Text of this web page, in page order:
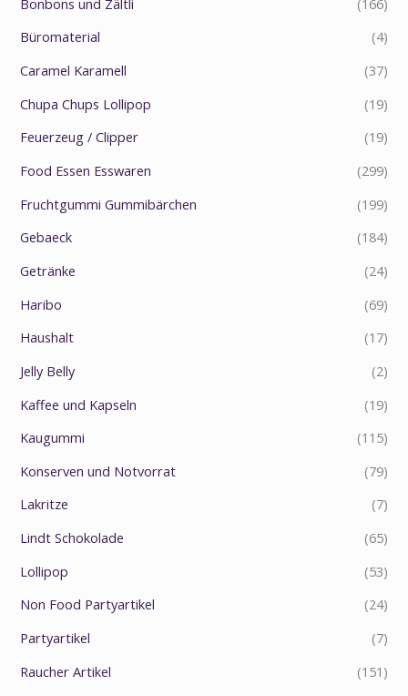
Büromaterial
(4)
Caramel Karamell
(37)
Chupa Chups Lollipop
(19)
Feuerzeug / Clipper
(19)
Food Essen Esswaren
(299)
Fruchtgummi Gummibärchen
(199)
Gebaeck
(184)
Getränke
(24)
Haribo
(69)
Haushalt
(17)
Jelly Belly
(2)
Kaffee und Kapseln
(19)
Kaugummi
(115)
Konserven und Notvorrat
(79)
Lakritze
(7)
Lindt Schokolade
(65)
Lollipop
(53)
Non Food Partyartikel
(24)
Partyartikel
(7)
Raucher Artikel
(151)